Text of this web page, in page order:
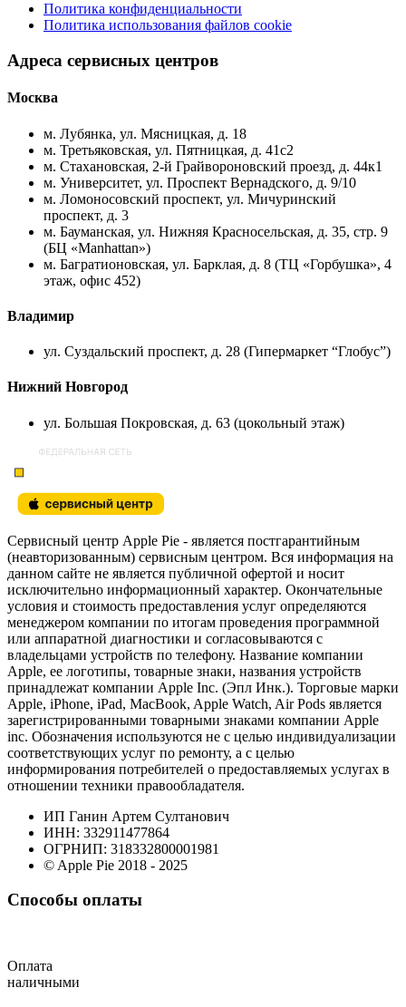
Политика конфиденциальности
Политика использования файлов cookie
Адреса сервисных центров
Москва
м. Лубянка, ул. Мясницкая, д. 18
м. Третьяковская, ул. Пятницкая, д. 41с2
м. Стахановская, 2-й Грайвороновский проезд, д. 44к1
м. Университет, ул. Проспект Вернадского, д. 9/10
м. Ломоносовский проспект, ул. Мичуринский
проспект, д. 3
м. Бауманская, ул. Нижняя Красносельская, д. 35, стр. 9
(БЦ «Manhattan»)
м. Багратионовская, ул. Барклая, д. 8 (ТЦ «Горбушка», 4
этаж, офис 452)
Владимир
ул. Суздальский проспект, д. 28 (Гипермаркет “Глобус”)
Нижний Новгород
ул. Большая Покровская, д. 63 (цокольный этаж)
Сервисный центр Apple Pie - является постгарантийным
(неавторизованным) сервисным центром. Вся информация на
данном сайте не является публичной офертой и носит
исключительно информационный характер. Окончательные
условия и стоимость предоставления услуг определяются
менеджером компании по итогам проведения программной
или аппаратной диагностики и согласовываются с
владельцами устройств по телефону. Название компании
Apple, ее логотипы, товарные знаки, названия устройств
принадлежат компании Apple Inc. (Эпл Инк.). Торговые марки
Apple, iPhone, iPad, MacBook, Apple Watch, Air Pods является
зарегистрированными товарными знаками компании Apple
inc. Обозначения используются не с целью индивидуализации
соответствующих услуг по ремонту, а с целью
информирования потребителей о предоставляемых услугах в
отношении техники правообладателя.
ИП Ганин Артем Султанович
ИНН: 332911477864
ОГРНИП: 318332800001981
© Apple Pie 2018 - 2025
Способы оплаты
Оплата
наличными